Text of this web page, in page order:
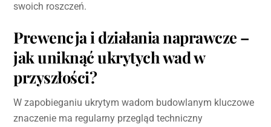
swoich roszczeń.
Prewencja i działania naprawcze –
jak uniknąć ukrytych wad w
przyszłości?
W zapobieganiu ukrytym wadom budowlanym kluczowe
znaczenie ma regularny przegląd techniczny